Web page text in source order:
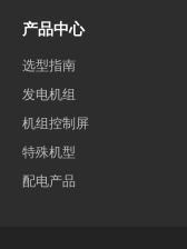
产品中心
选型指南
发电机组
机组控制屏
特殊机型
配电产品